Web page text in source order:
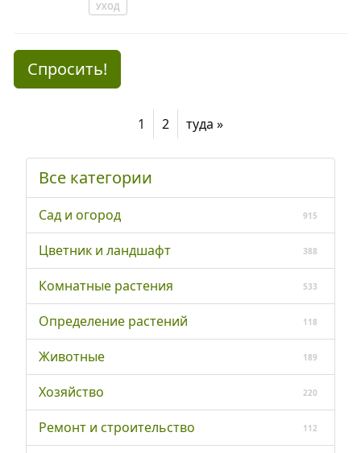
УХОД
Спросить!
1 2 туда »
Все категории
Сад и огород 915
Цветник и ландшафт 388
Комнатные растения 533
Определение растений 118
Животные 189
Хозяйство 220
Ремонт и строительство 112